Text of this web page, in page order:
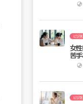
ビジネ
女
苦
ビジネ